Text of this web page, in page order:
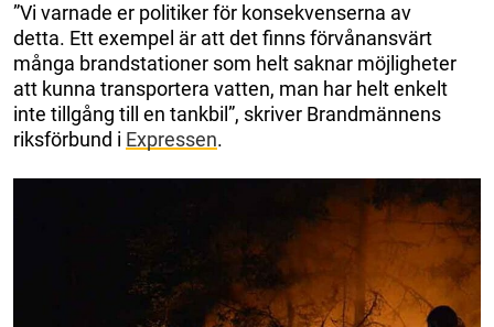
”Vi varnade er politiker för konsekvenserna av
detta. Ett exempel är att det finns förvånansvärt
många brandstationer som helt saknar möjligheter
att kunna transportera vatten, man har helt enkelt
inte tillgång till en tankbil”, skriver Brandmännens
riksförbund i Expressen.